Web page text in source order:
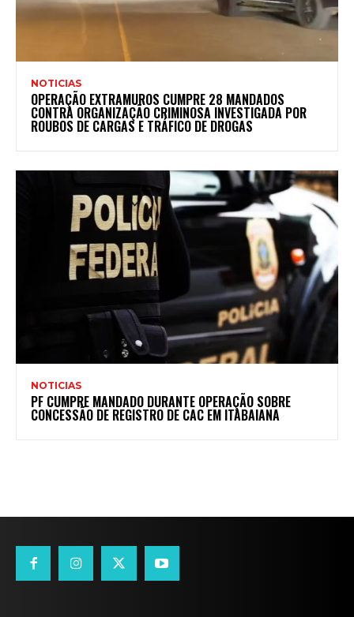
NOTICIAS
OPERAÇÃO EXTRAMUROS CUMPRE 28 MANDADOS
CONTRA ORGANIZAÇÃO CRIMINOSA INVESTIGADA POR
ROUBOS DE CARGAS E TRÁFICO DE DROGAS
NOTICIAS
PF CUMPRE MANDADO DURANTE OPERAÇÃO SOBRE
CONCESSÃO DE REGISTRO DE CAC EM ITABAIANA